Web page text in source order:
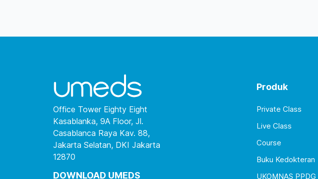
Office Tower Eighty Eight
Kasablanka, 9A Floor, Jl.
Casablanca Raya Kav. 88,
Jakarta Selatan, DKI Jakarta
12870
DOWNLOAD UMEDS
Produk
Private Class
Live Class
Course
Buku Kedokteran
UKOMNAS PPDG